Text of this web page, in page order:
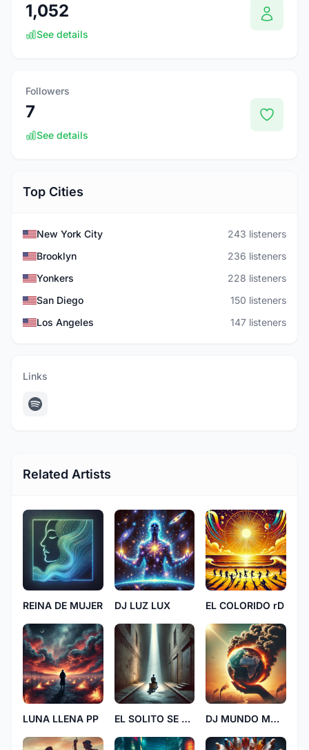
1,052
See details
Followers
7
See details
Top Cities
New York City
243 listeners
Brooklyn
236 listeners
Yonkers
228 listeners
San Diego
150 listeners
Los Angeles
147 listeners
Links
Related Artists
REINA DE MUJER DJ LUZ LUX EL COLORIDO rD
LUNA LLENA PP EL SOLITO SE QUEDO DJ MUNDO MANO